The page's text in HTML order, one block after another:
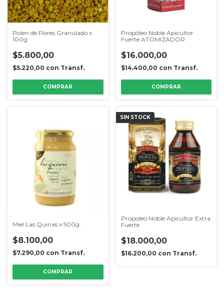
Polen de Flores Granulado x
100g
$5.800,00
$5.220,00 con Transf.
Propóleo Noble Apicultor
Fuerte ATOMIZADOR
$16.000,00
$14.400,00 con Transf.
Miel Las Quinas x 500g.
$8.100,00
$7.290,00 con Transf.
COMPRAR
SIN STOCK
Propoleo Noble Apicultor Extra
Fuerte
$18.000,00
$16.200,00 con Transf.